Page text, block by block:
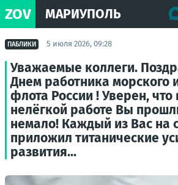
ZOV МАРИУПОЛЬ
ПАБЛИКИ 5 июля 2026, 09:28
Уважаемые коллеги.
Днем работника морского
флота России ! Уверен, что
нелёгкой работе Вы
немало! Каждый из Вас на
приложил титанические
развития...